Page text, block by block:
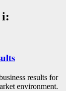
i:
results for
environment.